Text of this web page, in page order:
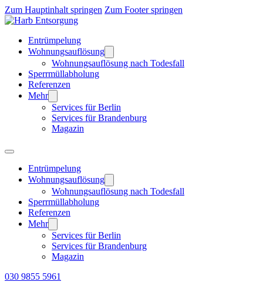
Zum Hauptinhalt springen Zum Footer springen
Entrümpelung
Wohnungsauflösung
Wohnungsauflösung nach Todesfall
Sperrmüllabholung
Referenzen
Mehr
Services für Berlin
Services für Brandenburg
Magazin
Entrümpelung
Wohnungsauflösung
Wohnungsauflösung nach Todesfall
Sperrmüllabholung
Referenzen
Mehr
Services für Berlin
Services für Brandenburg
Magazin
030 9855 5961